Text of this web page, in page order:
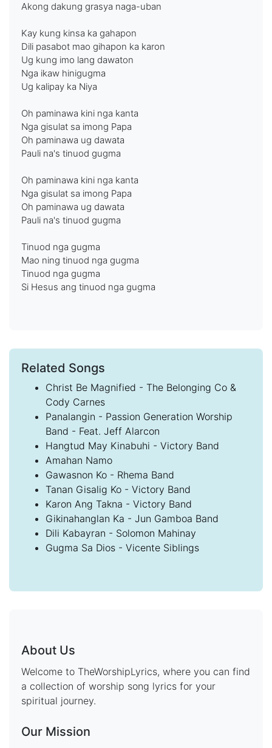
Akong dakung grasya naga-uban
Kay kung kinsa ka gahapon
Dili pasabot mao gihapon ka karon
Ug kung imo lang dawaton
Nga ikaw hinigugma
Ug kalipay ka Niya
Oh paminawa kini nga kanta
Nga gisulat sa imong Papa
Oh paminawa ug dawata
Pauli na's tinuod gugma
Oh paminawa kini nga kanta
Nga gisulat sa imong Papa
Oh paminawa ug dawata
Pauli na's tinuod gugma
Tinuod nga gugma
Mao ning tinuod nga gugma
Tinuod nga gugma
Si Hesus ang tinuod nga gugma
Related Songs
Christ Be Magnified - The Belonging Co &
Cody Carnes
Panalangin - Passion Generation Worship
Band - Feat. Jeff Alarcon
Hangtud May Kinabuhi - Victory Band
Amahan Namo
Gawasnon Ko - Rhema Band
Tanan Gisalig Ko - Victory Band
Karon Ang Takna - Victory Band
Gikinahanglan Ka - Jun Gamboa Band
Dili Kabayran - Solomon Mahinay
Gugma Sa Dios - Vicente Siblings
About Us
Welcome to TheWorshipLyrics, where you can find
a collection of worship song lyrics for your
spiritual journey.
Our Mission